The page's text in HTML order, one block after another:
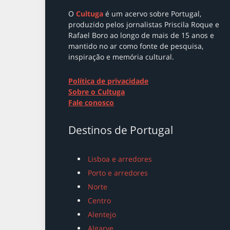
O Cultuga é um acervo sobre Portugal,
produzido pelos jornalistas Priscila Roque e
Rafael Boro ao longo de mais de 15 anos e
mantido no ar como fonte de pesquisa,
inspiração e memória cultural.
Política de privacidade
Sobre o Cultuga
Fale conosco
Destinos de Portugal
Lisboa e arredores
Porto e arredores
Norte
Centro
Alentejo